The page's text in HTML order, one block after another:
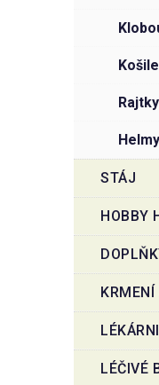
STÁJ
HOBBY
LÉČIVÉ